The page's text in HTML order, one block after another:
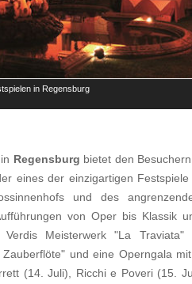
in Regensburg
Regensburg bietet den
eines der einzigartigen Festspiele
und des
von Oper bis Klassik
Meisterwerk "La
und eine Operngala
(14. Juli), Ricchi e Poveri (15.